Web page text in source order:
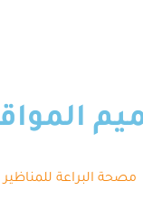
مصحة البراعة للمناظير